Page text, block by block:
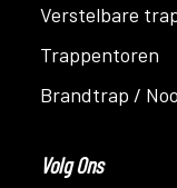
Verstelbare
Trappentoren
Brandtrap /
Volg Ons